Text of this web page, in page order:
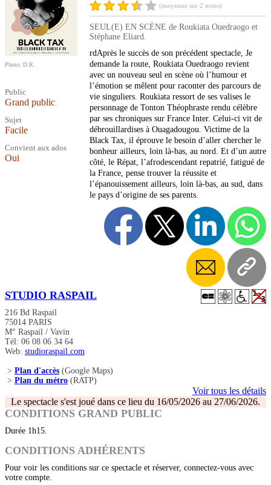
Photo: D.R.
Public
Grand public
Sujet
Facile
Convient aux ados
Oui
(moyenne sur 2 notes)
SEUL(E) EN SCÈNE de Roukiata Ouedraogo et
Stéphane Eliard.
rdAprès le succès de son précédent spectacle, Je
demande la route, Roukiata Ouedraogo revient
avec un nouveau seul en scène où l’humour et
l’émotion se mêlent pour raconter des parcours de
vie singuliers. Roukiata ressort de ses valises le
personnage de Tonton Théophraste rendu célèbre
par ses chroniques sur France Inter. Celui-ci vit de
débrouillardises à Ouagadougou. Victime de la
Black Tax, il éprouve le besoin d’aller chercher le
bonheur ailleurs, loin là-bas, au nord. Et d’un autre
côté, le Répat, l’afrodescendant repatrié, fatigué de
la France, pense trouver la réussite et
l’épanouissement ailleurs, loin là-bas, au sud, dans
le pays d’origine de ses parents.
STUDIO RASPAIL
216 Bd Raspail
75014 PARIS
M° Raspail / Vavin
Tél: 06 08 06 34 64
Web: studioraspail.com
> Plan d'accès (Google Maps)
> Plan du métro (RATP)
Voir tous les détails
Le spectacle s'est joué dans ce lieu du 16/05/2026 au 27/06/2026.
CONDITIONS GRAND PUBLIC
Durée 1h15.
CONDITIONS ADHÉRENTS
Pour voir les conditions sur ce spectacle et réserver, connectez-vous avec
votre compte.